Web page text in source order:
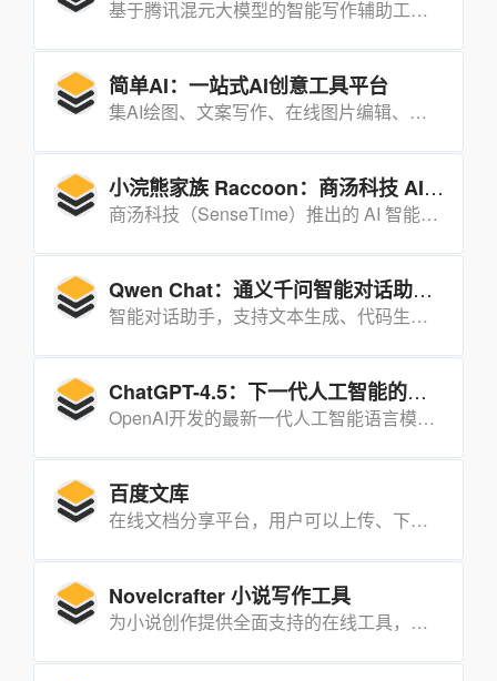
基于腾讯混元大模型的智能写作辅助工具，旨在帮助学生提升写作能力，而非简单提供范文。
简单AI：一站式AI创意工具平台
集AI绘图、文案写作、在线图片编辑、设计素材库以及AI分享社区于一体的多功能创意工具平台。
小浣熊家族 Raccoon：商汤科技 AI 智能助手
商汤科技（SenseTime）推出的 AI 智能助手，旨在通过自然语言处理和机器学习技术为用户提供便捷的智能服务，满足用户在信息查询、生活助手、学习辅助等方面的需求。
Qwen Chat：通义千问智能对话助手 最新Qwen2.5-Max
智能对话助手，支持文本生成、代码生成、图像生成等多种功能，能够帮助用户快速获取信息、解决问题并提高工作效率。
ChatGPT-4.5：下一代人工智能的飞跃
OpenAI开发的最新一代人工智能语言模型，它在处理速度、多模态交互、对话管理等方面实现了显著提升，广泛应用于教育、创意写作、编程辅助等多个领域。
百度文库
在线文档分享平台，用户可以上传、下载和分享各种类型的文档，包括文本、PPT、Excel等。
Novelcrafter 小说写作工具
为小说创作提供全面支持的在线工具，集成了知识库、故事板、手稿编辑、工作坊等多种功能，帮助作者高效地规划和创作小说。